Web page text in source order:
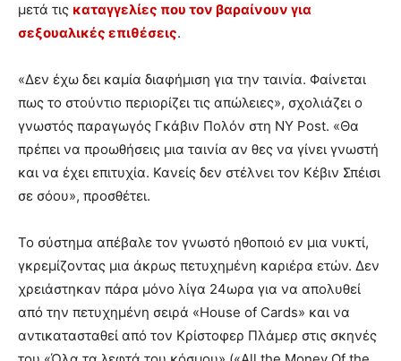
μετά τις καταγγελίες που τον βαραίνουν για
σεξουαλικές επιθέσεις.
«Δεν έχω δει καμία διαφήμιση για την ταινία. Φαίνεται
πως το στούντιο περιορίζει τις απώλειες», σχολιάζει ο
γνωστός παραγωγός Γκάβιν Πολόν στη NY Post. «Θα
πρέπει να προωθήσεις μια ταινία αν θες να γίνει γνωστή
και να έχει επιτυχία. Κανείς δεν στέλνει τον Κέβιν Σπέισι
σε σόου», προσθέτει.
Το σύστημα απέβαλε τον γνωστό ηθοποιό εν μια νυκτί,
γκρεμίζοντας μια άκρως πετυχημένη καριέρα ετών. Δεν
χρειάστηκαν πάρα μόνο λίγα 24ωρα για να απολυθεί
από την πετυχημένη σειρά «House of Cards» και να
αντικατασταθεί από τον Κρίστοφερ Πλάμερ στις σκηνές